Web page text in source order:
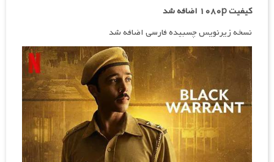
کیفیت ۱۰۸۰p اضافه شد
نسخه زیرنویس چسبیده فارسی اضافه شد